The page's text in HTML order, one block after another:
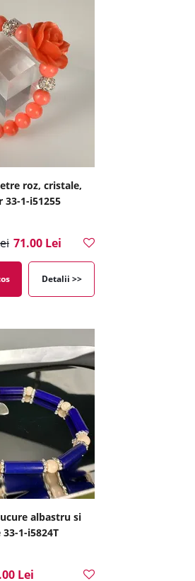
roz, cristale,
1-i51255
71.00 Lei
Detalii >>
albastru si
1-i5824T
Lei